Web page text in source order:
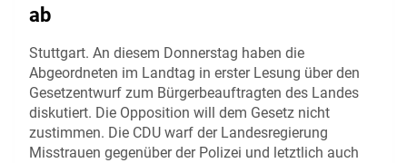
ab
Stuttgart. An diesem Donnerstag haben die
Abgeordneten im Landtag in erster Lesung über den
Gesetzentwurf zum Bürgerbeauftragten des Landes
diskutiert. Die Opposition will dem Gesetz nicht
zustimmen. Die CDU warf der Landesregierung
Misstrauen gegenüber der Polizei und letztlich auch